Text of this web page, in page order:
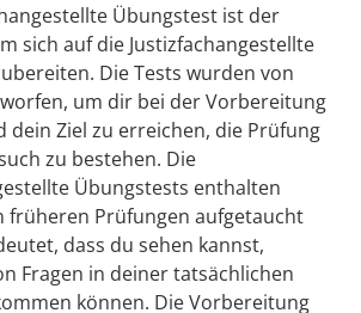
Übungstest ist der
sich auf die Justizfachangestellte
Die Tests wurden von
um dir bei der Vorbereitung
dein Ziel zu erreichen, die Prüfung
zu bestehen. Die
Übungstests enthalten
früheren Prüfungen aufgetaucht
dass du sehen kannst,
Fragen in deiner tatsächlichen
können. Die Vorbereitung